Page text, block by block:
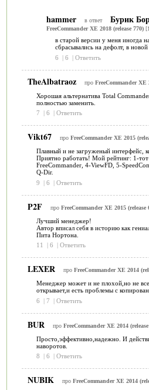
hammer в ответ Бурик
FreeCommander XE 2018 (release 770)
в старой версии у меня иногда
сбрасывались на дефолт, в новой
6
| 6 | Ответить
TheAlbatraoz про FreeCommander XE
Хорошая альтернатива Total
полностью заменить.
7
| 6 | Ответить
Vikt67 про FreeCommander XE 2015
Плавный и не загруженый интерфейс,
Приятно работать! Мой рейтинг: 1-
FreeCommander, 4-ViewFD, 5-
Q-Dir.
9
| 6 | Ответить
P2F про FreeCommander XE 2015 (release
Лучший менеджер!
Автор вписал себя в историю как
Пита Нортона.
11
| 6 | Ответить
LEXER про FreeCommander XE 2014
Менеджер может и не плохой,но не
открывает,и есть проблемы с
6
| 7 | Ответить
BUR про FreeCommander XE 2014
Просто,эффективно,надежно. И
наворотов.
8
| 6 | Ответить
NUBIK про FreeCommander XE 2014